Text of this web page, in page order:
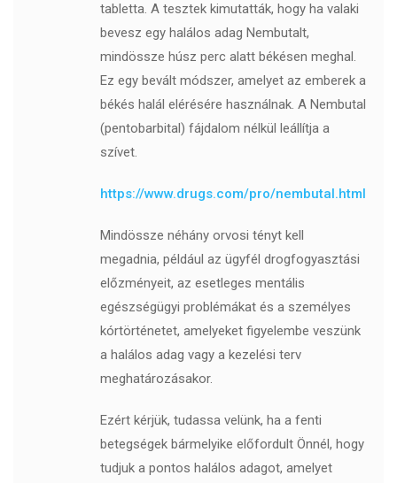
tabletta. A tesztek kimutatták, hogy ha valaki
bevesz egy halálos adag Nembutalt,
mindössze húsz perc alatt békésen meghal.
Ez egy bevált módszer, amelyet az emberek a
békés halál elérésére használnak. A Nembutal
(pentobarbital) fájdalom nélkül leállítja a
szívet.
https://www.drugs.com/pro/nembutal.html
Mindössze néhány orvosi tényt kell
megadnia, például az ügyfél drogfogyasztási
előzményeit, az esetleges mentális
egészségügyi problémákat és a személyes
kórtörténetet, amelyeket figyelembe veszünk
a halálos adag vagy a kezelési terv
meghatározásakor.
Ezért kérjük, tudassa velünk, ha a fenti
betegségek bármelyike ​​előfordult Önnél, hogy
tudjuk a pontos halálos adagot, amelyet